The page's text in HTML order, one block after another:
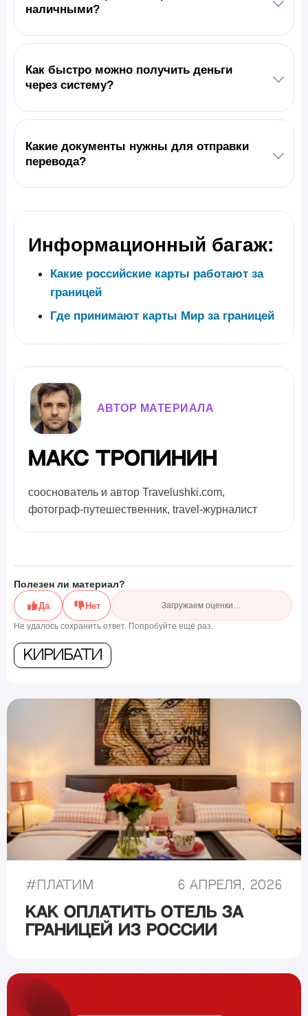
наличными?
Как быстро можно получить деньги
через систему?
Какие документы нужны для отправки
перевода?
Информационный багаж:
Какие российские карты работают за
границей
Где принимают карты Мир за границей
АВТОР МАТЕРИАЛА
Макс Тропинин
сооснователь и автор Travelushki.com,
фотограф-путешественник, travel-журналист
Полезен ли материал?
Да Нет Загружаем оценки…
Не удалось сохранить ответ. Попробуйте ещё раз.
Кирибати
# Платим 6 апреля, 2026
Как оплатить отель за
границей из России